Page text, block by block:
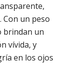
Con un peso
brindan un
vívida, y
en los ojos